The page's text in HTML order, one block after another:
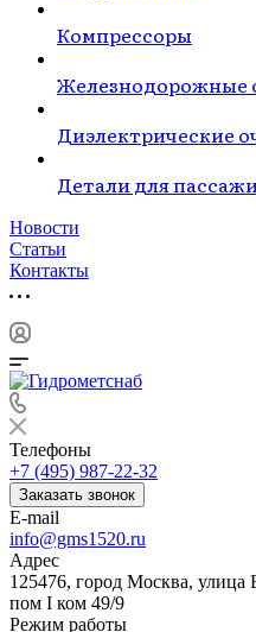
Компрессоры
Железнодорожные
Диэлектрические
Детали для
Новости
Статьи
Контакты
Телефоны
+7 (495) 987-22-32
Заказать звонок
E-mail
info@gms1520.ru
Адрес
125476, город Москва,
пом I ком 49/9
Режим работы